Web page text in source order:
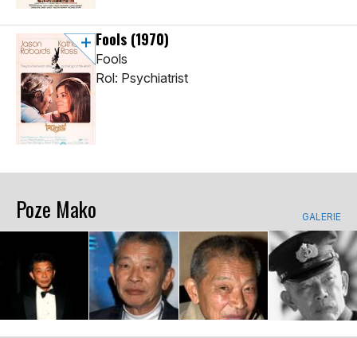
Fools (1970)
Fools
Rol: Psychiatrist
Poze Mako GALERIE